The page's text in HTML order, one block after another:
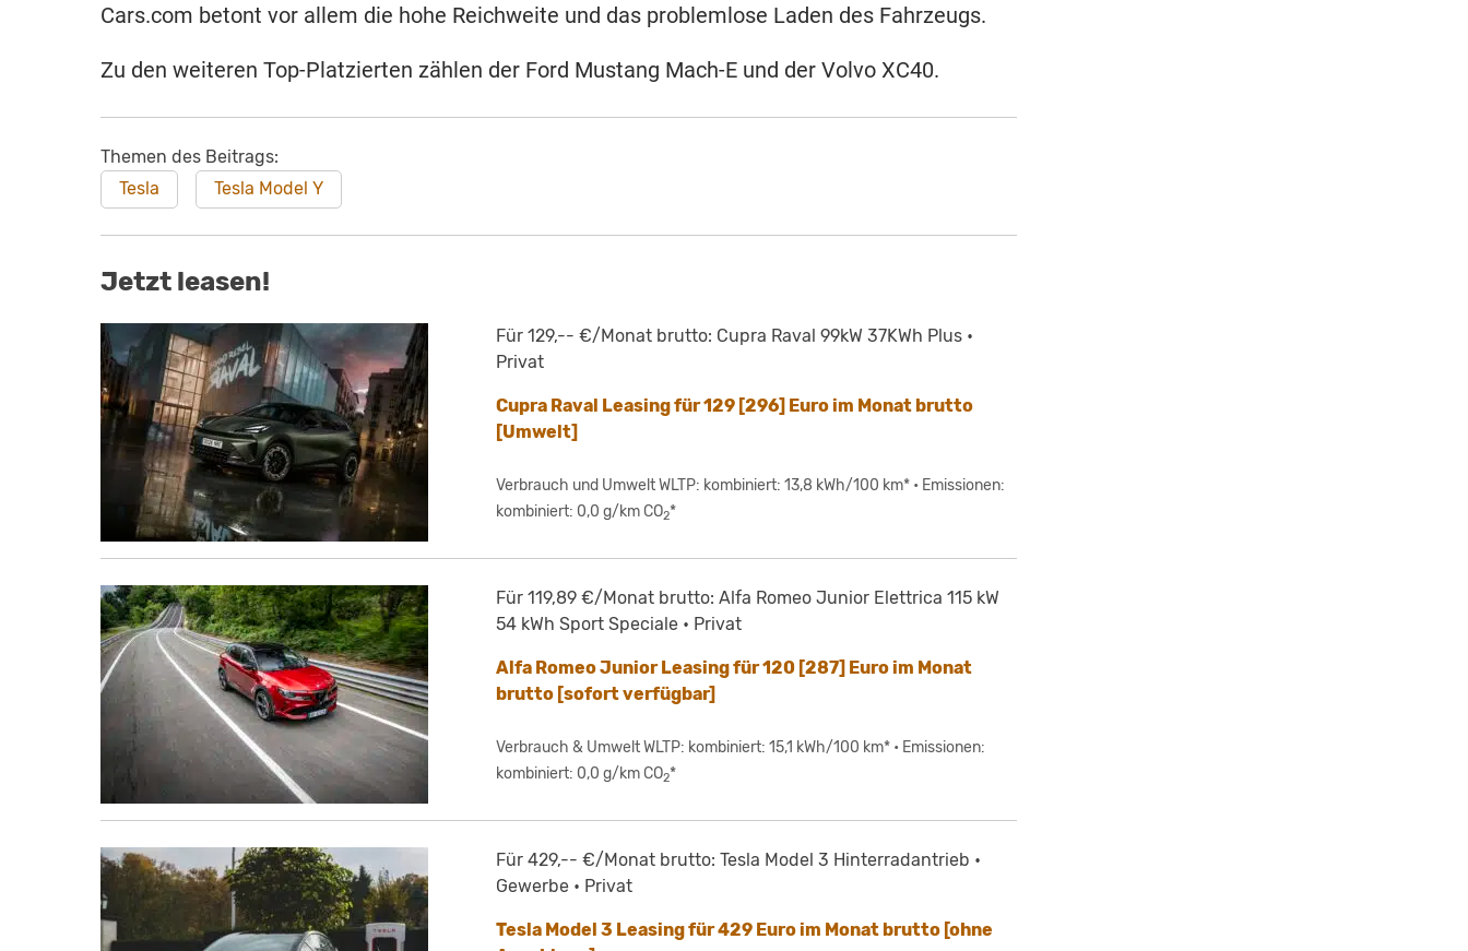
Cars.com betont vor allem die hohe Reichweite und das problemlose Laden des Fahrzeugs.
Zu den weiteren Top-Platzierten zählen der Ford Mustang Mach-E und der Volvo XC40.
Themen des Beitrags:
Tesla
Tesla Model Y
Jetzt leasen!
Für 129,-- €/Monat brutto: Cupra Raval 99kW 37KWh Plus •
Privat
Cupra Raval Leasing für 129 [296] Euro im Monat brutto
[Umwelt]
Verbrauch und Umwelt WLTP: kombiniert: 13,8 kWh/100 km* • Emissionen:
kombiniert: 0,0 g/km CO2*
Für 119,89 €/Monat brutto: Alfa Romeo Junior Elettrica 115 kW
54 kWh Sport Speciale • Privat
Alfa Romeo Junior Leasing für 120 [287] Euro im Monat
brutto [sofort verfügbar]
Verbrauch & Umwelt WLTP: kombiniert: 15,1 kWh/100 km* • Emissionen:
kombiniert: 0,0 g/km CO2*
Für 429,-- €/Monat brutto: Tesla Model 3 Hinterradantrieb •
Gewerbe • Privat
Tesla Model 3 Leasing für 429 Euro im Monat brutto [ohne